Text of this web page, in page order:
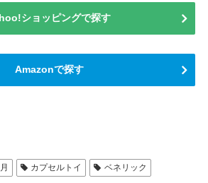
ショッピングで探す
Amazonで探す
カプセルトイ ベネリック